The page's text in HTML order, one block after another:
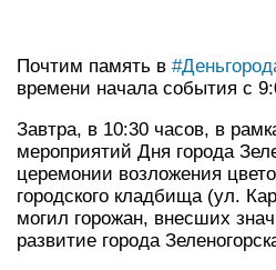
Почтим память в
времени начала события с
Завтра, в 10:30 часов, в
мероприятий Дня города
церемонии возложения
городского кладбища (ул.
могил горожан, внесших
развитие города